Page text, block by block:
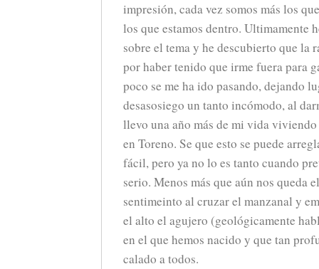
impresión, cada vez somos más los
los que estamos dentro. Ultimamente
sobre el tema y he descubierto que la
por haber tenido que irme fuera para
poco se me ha ido pasando, dejando
desasosiego un tanto incómodo, al
llevo una año más de mi vida
en Toreno. Se que esto se puede
fácil, pero ya no lo es tanto cuando
serio. Menos más que aún nos queda
sentimeinto al cruzar el manzanal y
el alto el agujero (geológicamente
en el que hemos nacido y que tan
calado a todos.